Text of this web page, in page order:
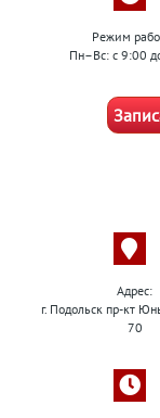
Режим
Пн–Вс: с 9:00
Адрес:
г. Подольск пр-кт
70